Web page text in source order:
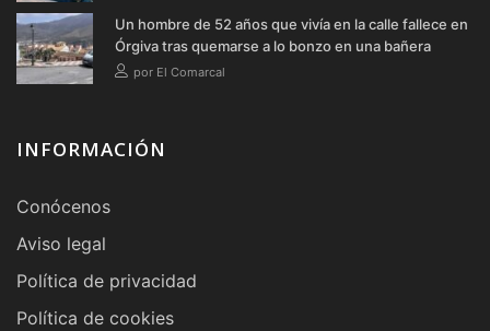
Un hombre de 52 años que vivía en la calle fallece en
Órgiva tras quemarse a lo bonzo en una bañera
por El Comarcal
INFORMACIÓN
Conócenos
Aviso legal
Política de privacidad
Política de cookies